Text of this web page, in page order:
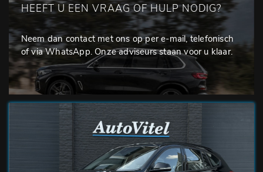
HEEFT U EEN VRAAG OF HULP NODIG?
Neem dan contact met ons op per e-mail, telefonisch
of via WhatsApp. Onze adviseurs staan voor u klaar.